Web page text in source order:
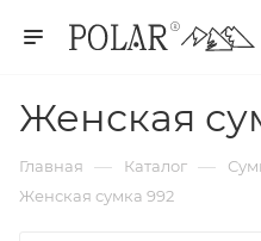
Женская
Главная — Каталог —
Женская сумка 992